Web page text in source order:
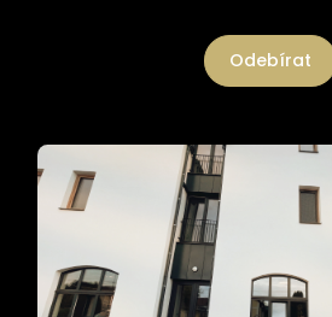
Odebírat